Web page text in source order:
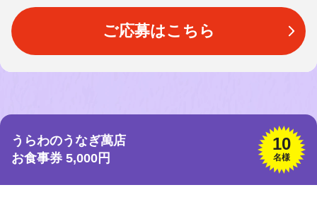
ご応募はこちら
うらわのうなぎ萬店
お食事券 5,000円
10
名様